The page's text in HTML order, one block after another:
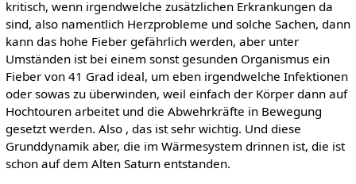
kritisch, wenn irgendwelche zusätzlichen Erkrankungen da
sind, also namentlich Herzprobleme und solche Sachen, dann
kann das hohe Fieber gefährlich werden, aber unter
Umständen ist bei einem sonst gesunden Organismus ein
Fieber von 41 Grad ideal, um eben irgendwelche Infektionen
oder sowas zu überwinden, weil einfach der Körper dann auf
Hochtouren arbeitet und die Abwehrkräfte in Bewegung
gesetzt werden. Also , das ist sehr wichtig. Und diese
Grunddynamik aber, die im Wärmesystem drinnen ist, die ist
schon auf dem Alten Saturn entstanden.